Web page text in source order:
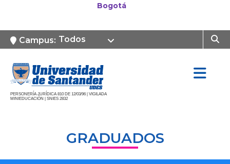
Bogotá
Campus: Todos
PERSONERÍA JURÍDICA 810 DE 12/03/96 | VIGILADA
MINIEDUCACIÓN | SNIES 2832
GRADUADOS